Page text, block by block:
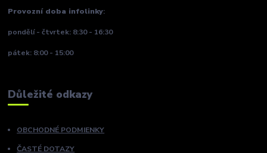
Provozní doba infolinky:
pondělí - čtvrtek: 8:30 - 16:30
pátek: 8:00 - 15:00
Důležité odkazy
OBCHODNÉ PODMIENKY
ČASTÉ DOTAZY